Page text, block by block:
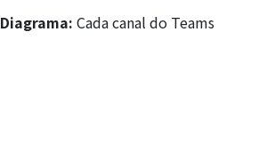
Diagrama: Cadacanal do Teams